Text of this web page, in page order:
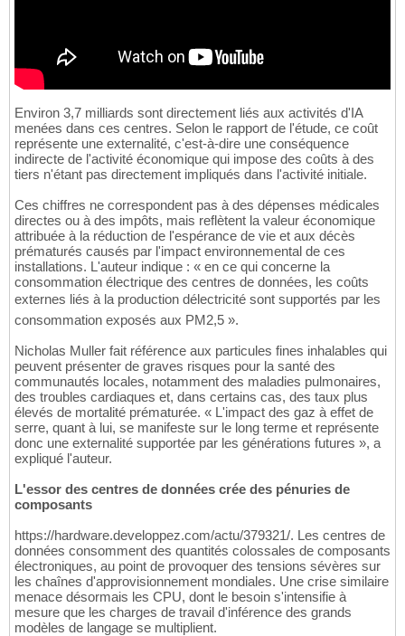
Environ 3,7 milliards sont directement liés aux activités d'IA
menées dans ces centres. Selon le rapport de l'étude, ce coût
représente une externalité, c'est-à-dire une conséquence
indirecte de l'activité économique qui impose des coûts à des
tiers n'étant pas directement impliqués dans l'activité initiale.
Ces chiffres ne correspondent pas à des dépenses médicales
directes ou à des impôts, mais reflètent la valeur économique
attribuée à la réduction de l'espérance de vie et aux décès
prématurés causés par l'impact environnemental de ces
installations. L'auteur indique : « en ce qui concerne la
consommation électrique des centres de données, les coûts
externes liés à la production délectricité sont supportés par les
consommation exposés aux PM2,5 ».
Nicholas Muller fait référence aux particules fines inhalables qui
peuvent présenter de graves risques pour la santé des
communautés locales, notamment des maladies pulmonaires,
des troubles cardiaques et, dans certains cas, des taux plus
élevés de mortalité prématurée. « L'impact des gaz à effet de
serre, quant à lui, se manifeste sur le long terme et représente
donc une externalité supportée par les générations futures », a
expliqué l'auteur.
L'essor des centres de données crée des pénuries de
composants
https://hardware.developpez.com/actu/379321/. Les centres de
données consomment des quantités colossales de composants
électroniques, au point de provoquer des tensions sévères sur
les chaînes d'approvisionnement mondiales. Une crise similaire
menace désormais les CPU, dont le besoin s'intensifie à
mesure que les charges de travail d'inférence des grands
modèles de langage se multiplient.